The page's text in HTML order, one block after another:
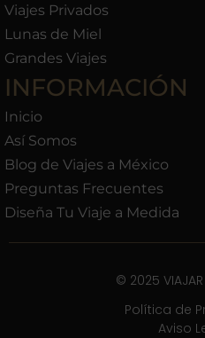
Viajes Privados
Lunas de Miel
Grandes Viajes
INFORMACIÓN
Inicio
Así Somos
Blog de Viajes a México
Preguntas Frecuentes
Diseña Tu Viaje a Medida
© 2025 VIAJAR
Política de
Aviso